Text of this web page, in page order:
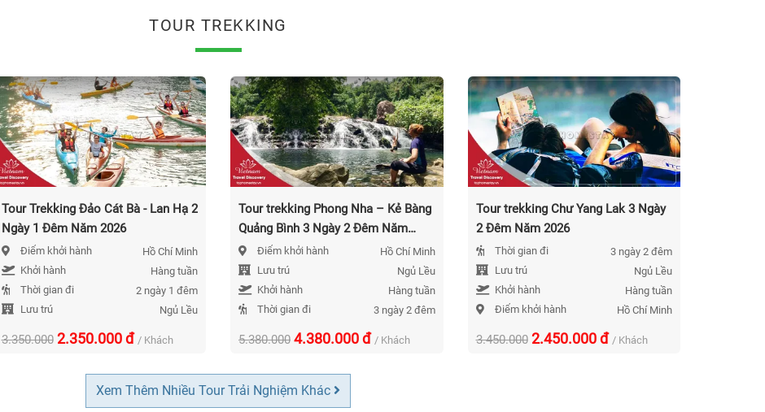
TOUR TREKKING
Tour Trekking Đảo Cát Bà - Lan Hạ 2
Ngày 1 Đêm Năm 2026
Điểm khởi hành
Hồ Chí Minh
Khởi hành
Hàng tuần
Thời gian đi
2 ngày 1 đêm
Lưu trú
Ngủ Lều
3.350.000 2.350.000đ / Khách
Tour trekking Phong Nha – Kẻ Bàng
Quảng Bình 3 Ngày 2 Đêm Năm
2026Điểm khởi hành
Hồ Chí Minh
Lưu trú
Ngủ Lều
Khởi hành
Hàng tuần
Thời gian đi
3 ngày 2 đêm
5.380.000 4.380.000đ / Khách
Tour trekking Chư Yang Lak 3 Ngày
2 Đêm Năm 2026
Thời gian đi
3 ngày 2 đêm
Lưu trú
Ngủ Lều
Khởi hành
Hàng tuần
Điểm khởi hành
Hồ Chí Minh
3.450.000 2.450.000đ / Khách
Xem Thêm Nhiều Tour Trải Nghiệm Khác